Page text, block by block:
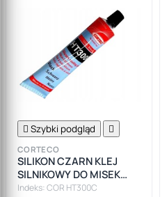
 Szybki podgląd 
CORTECO
SILIKON CZARN KLEJ
SILNIKOWY DO MISEK
CORTECO +300
Indeks: COR HT300C